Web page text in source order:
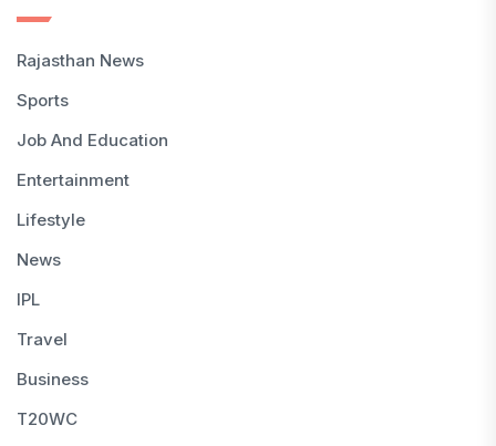
Rajasthan News
Sports
Job And Education
Entertainment
Lifestyle
News
IPL
Travel
Business
T20WC